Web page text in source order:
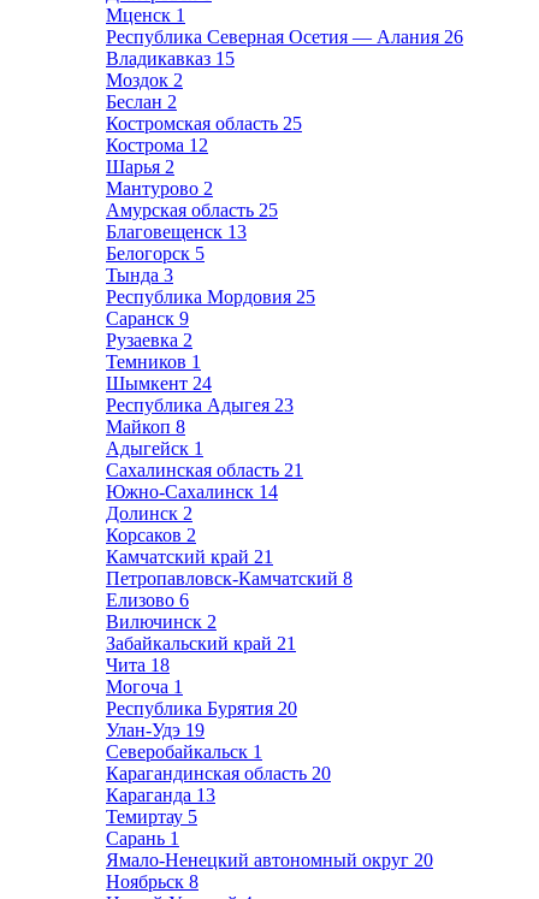
Мценск 1
Республика Северная Осетия — Алания 26
Владикавказ 15
Моздок 2
Беслан 2
Костромская область 25
Кострома 12
Шарья 2
Мантурово 2
Амурская область 25
Благовещенск 13
Белогорск 5
Тында 3
Республика Мордовия 25
Саранск 9
Рузаевка 2
Темников 1
Шымкент 24
Республика Адыгея 23
Майкоп 8
Адыгейск 1
Сахалинская область 21
Южно-Сахалинск 14
Долинск 2
Корсаков 2
Камчатский край 21
Петропавловск-Камчатский 8
Елизово 6
Вилючинск 2
Забайкальский край 21
Чита 18
Могоча 1
Республика Бурятия 20
Улан-Удэ 19
Северобайкальск 1
Карагандинская область 20
Караганда 13
Темиртау 5
Сарань 1
Ямало-Ненецкий автономный округ 20
Ноябрьск 8